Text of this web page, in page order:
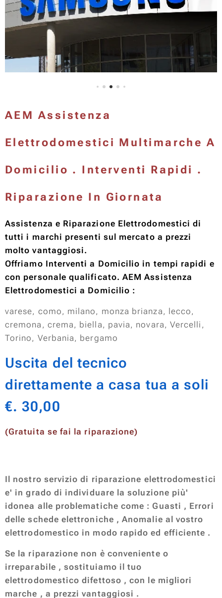
AEM Assistenza
Elettrodomestici Multimarche A
Domicilio . Interventi Rapidi .
Riparazione In Giornata
Assistenza e Riparazione Elettrodomestici di
tutti i marchi presenti sul mercato a prezzi
molto vantaggiosi.
Offriamo Interventi a Domicilio in tempi rapidi e
con personale qualificato. AEM Assistenza
Elettrodomestici a Domicilio :
varese, como, milano, monza brianza, lecco,
cremona, crema, biella, pavia, novara, Vercelli,
Torino, Verbania, bergamo
Uscita del tecnico
direttamente a casa tua a soli
€. 30,00
(Gratuita se fai la riparazione)
Il nostro servizio di riparazione elettrodomestici
e' in grado di individuare la soluzione più'
idonea alle problematiche come : Guasti , Errori
delle schede elettroniche , Anomalie al vostro
elettrodomestico in modo rapido ed efficiente .
Se la riparazione non è conveniente o
irreparabile , sostituiamo il tuo
elettrodomestico difettoso , con le migliori
marche , a prezzi vantaggiosi .